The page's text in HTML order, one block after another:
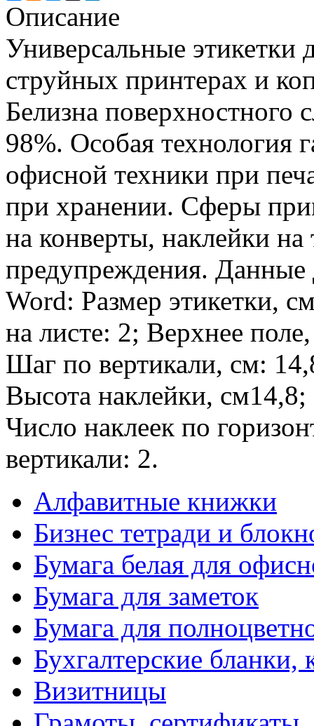
Описание
Универсальные этикетки
струйных принтерах и
Белизна поверхностного
98%. Особая технология
офисной техники при
при хранении. Сферы
на конверты, наклейки
предупреждения. Данные
Word: Размер этикетки,
на листе: 2; Верхнее
Шаг по вертикали, см:
Высота наклейки,
Число наклеек по
вертикали: 2.
Алфавитные книжки
Бизнес тетради и
Бумага белая для
Бумага для заметок
Бумага для
Бухгалтерские бланки,
Визитницы